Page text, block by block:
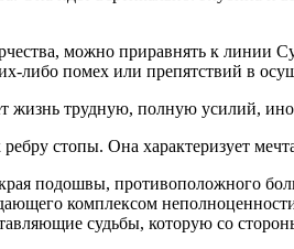
можно приравнять к линии
либо помех или препятствий в
жизнь трудную, полную усилий,
стопы. Она характеризует
подошвы, противоположного
комплексом
судьбы, которую со